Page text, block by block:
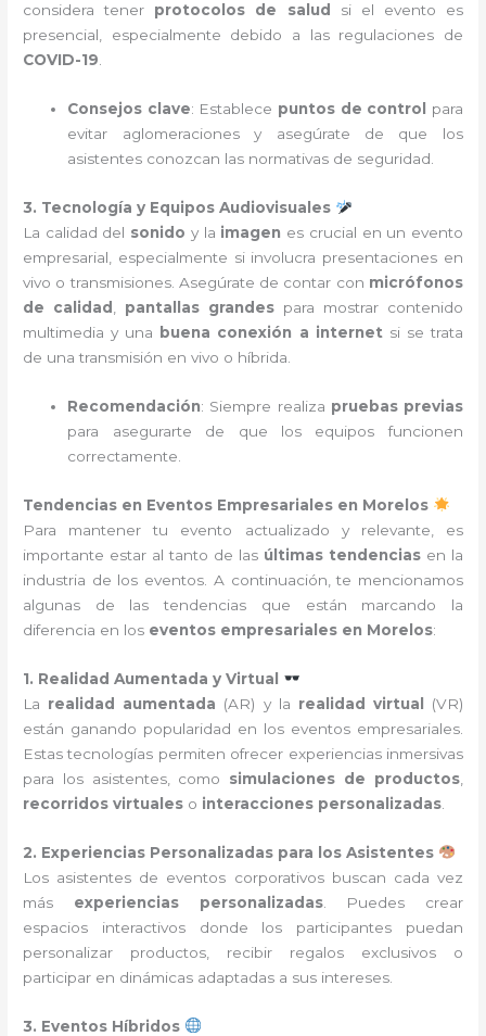
considera tener protocolos de salud
si el evento es
presencial, especialmente debido a las regulaciones de
COVID-19.
Consejos clave: Establece puntos de control
para
evitar aglomeraciones y asegúrate de que los
asistentes conozcan las normativas de seguridad.
3. Tecnología y Equipos Audiovisuales
La calidad del sonido y la imagen es crucial en un evento
empresarial, especialmente si involucra presentaciones en
vivo o transmisiones. Asegúrate de contar con micrófonos
de calidad
pantallas grandes para mostrar contenido
multimedia y una
buena conexión a internet si se trata
de una transmisión en vivo o híbrida.
Recomendación: Siempre realiza pruebas previas
para asegurarte de que los equipos funcionen
correctamente.
Tendencias en Eventos Empresariales en Morelos
Para mantener tu evento actualizado y relevante, es
importante estar al tanto de las últimas tendenciasen la
industria de los eventos. A continuación, te mencionamos
algunas de las tendencias que están marcando la
diferencia en los eventos empresariales en Morelos:
1. Realidad Aumentada y Virtual
La realidad aumentada (AR) y la realidad virtual
(VR)
están ganando popularidad en los eventos empresariales.
Estas tecnologías permiten ofrecer experiencias inmersivas
para los asistentes, como simulaciones de productos,
recorridos virtuales o interacciones personalizadas
2. Experiencias Personalizadas para los Asistentes
Los asistentes de eventos corporativos buscan cada vez
más experiencias personalizadas. Puedes crear
espacios interactivos donde los participantes puedan
personalizar productos, recibir regalos exclusivos o
participar en dinámicas adaptadas a sus intereses.
3. Eventos Híbridos